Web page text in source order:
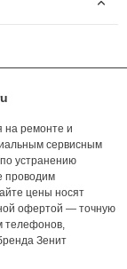
на ремонте и
сервисным
устранению
проводим
цены носят
офертой — точную
телефонов,
Зенит